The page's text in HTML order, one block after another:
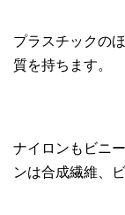
プラスチックの
質を持ちます。
ナイロンもビニ
ンは合成繊維、